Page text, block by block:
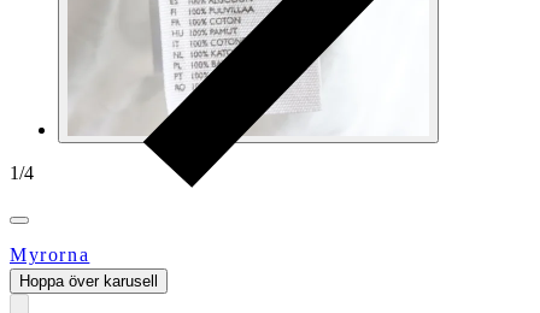
1/4
Myrorna
Hoppa över karusell